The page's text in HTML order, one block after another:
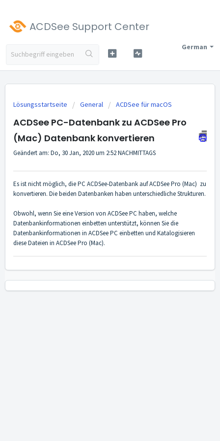
ACDSee Support Center
German
Lösungsstartseite General ACDSee für macOS
ACDSee PC-Datenbank zu ACDSee Pro
(Mac) Datenbank konvertieren
Geändert am: Do, 30 Jan, 2020 um 2:52 NACHMITTAGS
Es ist nicht möglich, die PC ACDSee-Datenbank auf ACDSee Pro (Mac) zu
konvertieren. Die beiden Datenbanken haben unterschiedliche Strukturen.
Obwohl, wenn Sie eine Version von ACDSee PC haben, welche
Datenbankinformationen einbetten unterstützt, können Sie die
Datenbankinformationen in ACDSee PC einbetten und Katalogisieren
diese Dateien in ACDSee Pro (Mac).